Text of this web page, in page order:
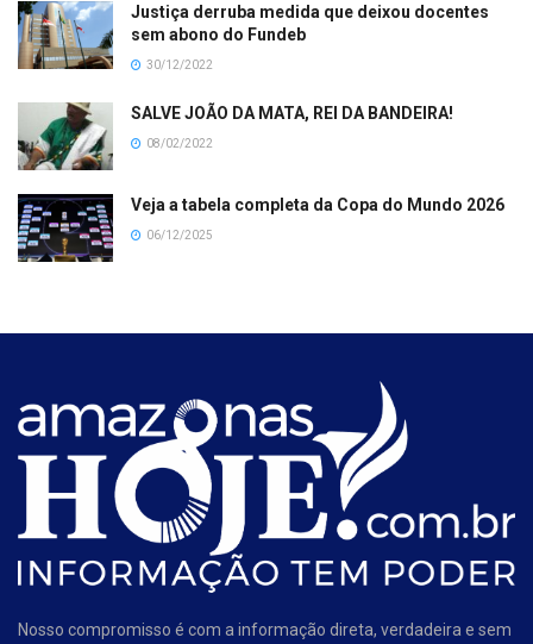
Justiça derruba medida que deixou docentes
sem abono do Fundeb
30/12/2022
SALVE JOÃO DA MATA, REI DA BANDEIRA!
08/02/2022
Veja a tabela completa da Copa do Mundo 2026
06/12/2025
Nosso compromisso é com a informação direta, verdadeira e sem